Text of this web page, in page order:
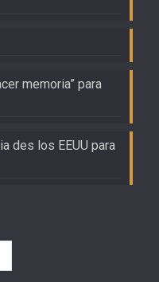
memoria” para
des los EEUU para